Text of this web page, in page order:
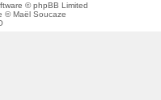
© phpBB Limited
©Maël Soucaze